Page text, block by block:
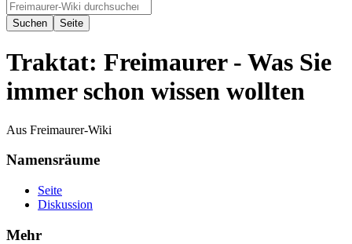
Traktat: Freimaurer - Was Sie
immer schon wissen wollten
Aus Freimaurer-Wiki
Namensräume
Seite
Diskussion
Mehr